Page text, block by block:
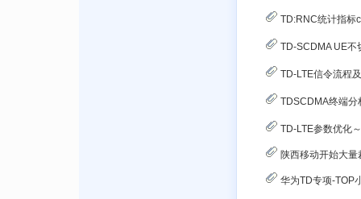
TD:RNC统计指标counter全-精华篇（
TD-SCDMA UE不
TD-LTE信令流程
TDSCDMA终端分析
TD-LTE参数优化
陕西移动开始大量
华为TD专项-TOP